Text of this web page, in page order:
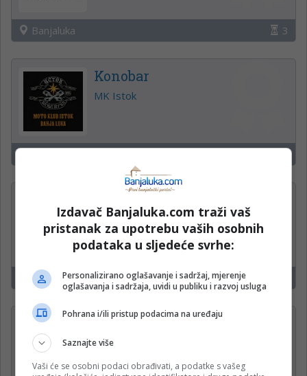
Banjaluka 3
Konobar
MK Istok
18
mjestima
WWin kladionica
Čelinac, Kneževo, Derventa
Administrativni radnik u
proizvodnji (m/ž)
Krajina klas d.o.o.
Izdavač Banjaluka.com traži vaš
pristanak za upotrebu vaših osobnih
podataka u sljedeće svrhe:
Personalizirano oglašavanje i sadržaj, mjerenje
oglašavanja i sadržaja, uvidi u publiku i razvoj usluga
Pohrana i/ili pristup podacima na uređaju
Saznajte više
Vaši će se osobni podaci obrađivati, a podatke s vašeg